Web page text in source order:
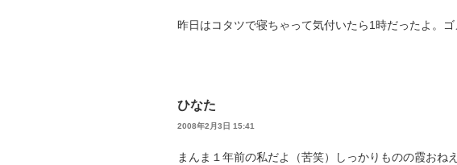
昨日はコタツで寝ちゃって気付いたら1時だったよ。ゴ
ひなた
2008年2月3日 15:41
まんま１年前の私だよ（苦笑）しっかりものの霞おね